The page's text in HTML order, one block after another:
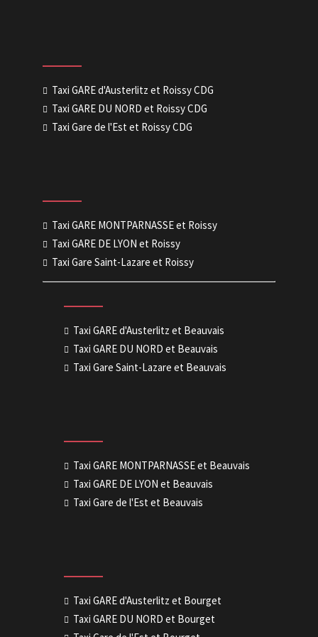
Taxi GARE d'Austerlitz et Roissy CDG
Taxi GARE DU NORD et Roissy CDG
Taxi Gare de l'Est et Roissy CDG
Taxi GARE MONTPARNASSE et Roissy
Taxi GARE DE LYON et Roissy
Taxi Gare Saint-Lazare et Roissy
Taxi GARE d'Austerlitz et Beauvais
Taxi GARE DU NORD et Beauvais
Taxi Gare Saint-Lazare et Beauvais
Taxi GARE MONTPARNASSE et Beauvais
Taxi GARE DE LYON et Beauvais
Taxi Gare de l'Est et Beauvais
Taxi GARE d'Austerlitz et Bourget
Taxi GARE DU NORD et Bourget